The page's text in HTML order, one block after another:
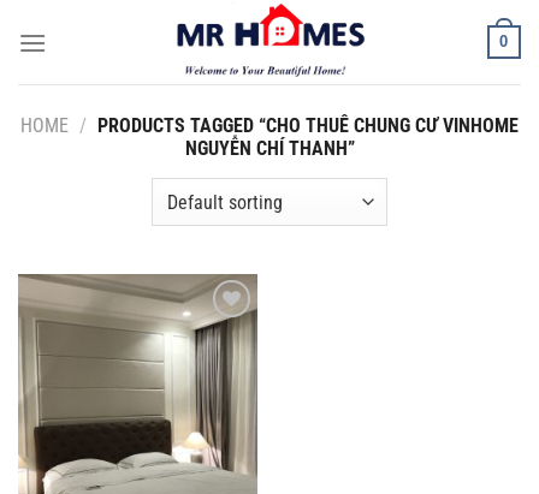
0
HOME / PRODUCTS TAGGED “CHO THUÊ CHUNG CƯ VINHOME
NGUYỄN CHÍ THANH”
Add to
Wishlist